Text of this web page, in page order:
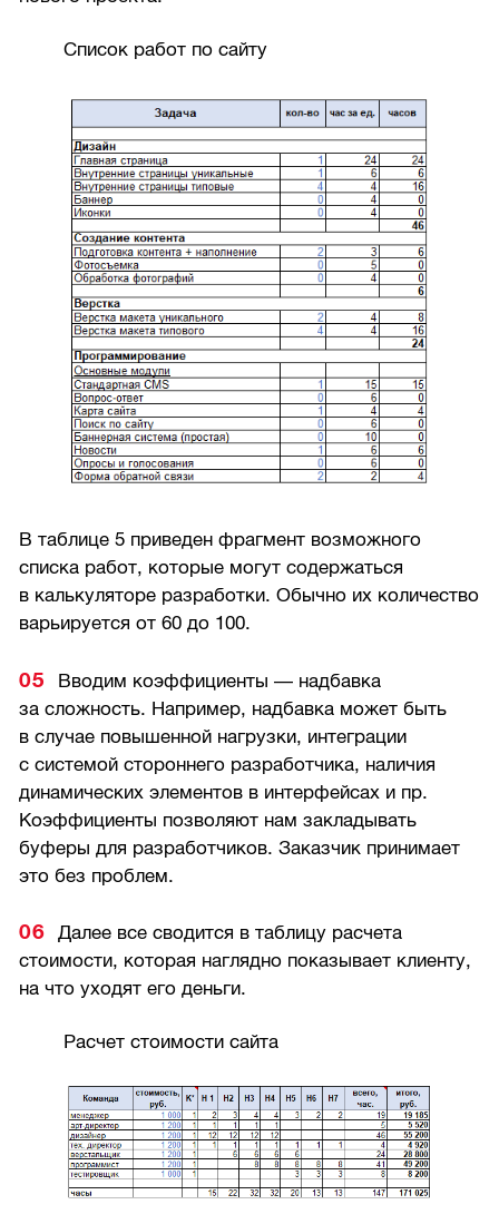
Список работ по сайту
В таблице 5 приведен фрагмент возможного
списка работ, которые могут содержаться
в калькуляторе разработки. Обычно их количество
варьируется от 60 до 100.
Вводим коэффициенты — надбавка
за сложность. Например, надбавка может быть
в случае повышенной нагрузки, интеграции
с системой стороннего разработчика, наличия
динамических элементов в интерфейсах и пр.
Коэффициенты позволяют нам закладывать
буферы для разработчиков. Заказчик принимает
это без проблем.
Далее все сводится в таблицу расчета
стоимости, которая наглядно показывает клиенту,
на что уходят его деньги.
Расчет стоимости сайта